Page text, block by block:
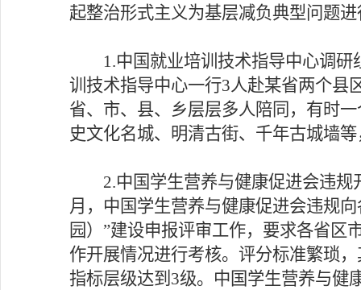
起整治形式主义为基层减负典型问题
1.中国就业培训技术指导中心调
训技术指导中心一行3人赴某省两个县
省、市、县、乡层层多人陪同，有时
史文化名城、明清古街、千年古城墙
2.中国学生营养与健康促进会违
月，中国学生营养与健康促进会违规
园）”建设申报评审工作，要求各省区
作开展情况进行考核。评分标准繁琐
指标层级达到3级。中国学生营养与健